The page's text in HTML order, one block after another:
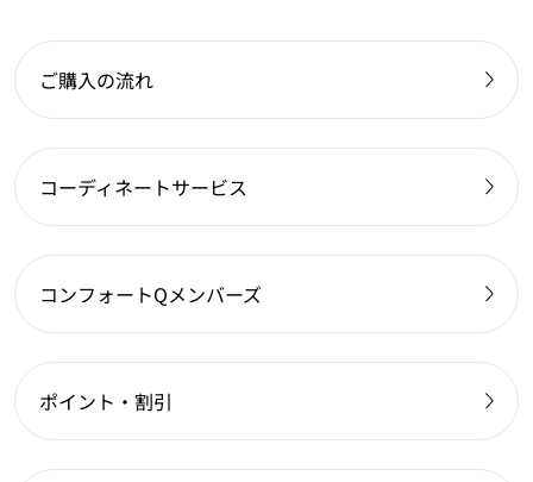
ご購入の流れ
コーディネートサービス
コンフォートQメンバーズ
ポイント・割引